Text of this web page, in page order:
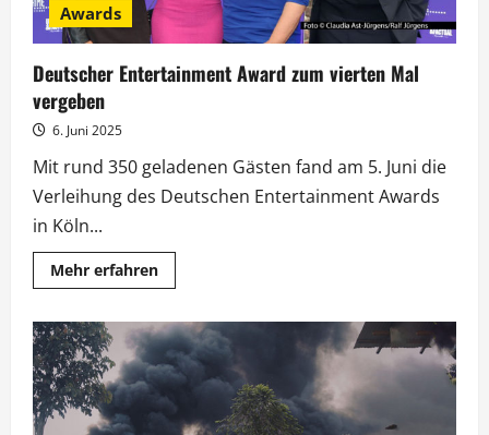
Awards
Deutscher Entertainment Award zum vierten Mal
vergeben
6. Juni 2025
Mit rund 350 geladenen Gästen fand am 5. Juni die
Verleihung des Deutschen Entertainment Awards
in Köln...
Mehr erfahrenMehr
Informationen
Entertainment
Award
zum
vierten
vergeben